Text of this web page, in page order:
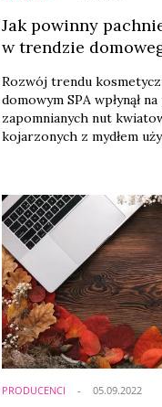
Jak powinny
w trendzie
Rozwój trendu
domowym SPA wpłynął
zapomnianych nut
kojarzonych z mydłem
perfumy pachnące
kosmetyki roztaczające
męskich wód kolońskich –
opowiada Marta
PRODUCENCI 05.09.2022